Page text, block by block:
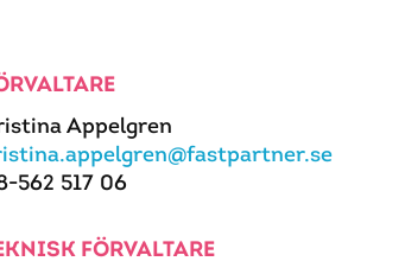
Appelgren
562 517 06
FÖRVALTARE